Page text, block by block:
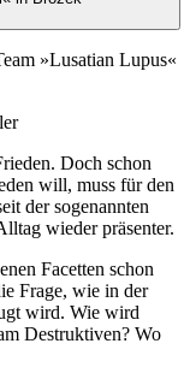
»Lusatian Lupus«
Doch schon
will, muss für den
der sogenannten
wieder präsenter.
Facetten schon
Frage, wie in der
wird. Wie wird
Destruktiven? Wo